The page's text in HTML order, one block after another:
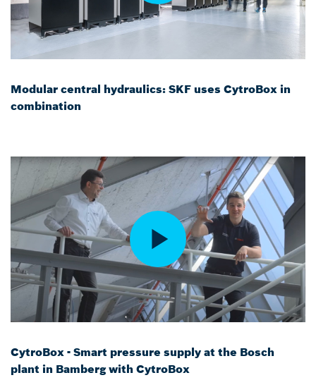
Modular central hydraulics: SKF uses CytroBox in
combination
CytroBox - Smart pressure supply at the Bosch
plant in Bamberg with CytroBox